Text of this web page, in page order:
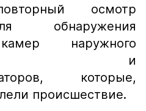
осмотр
обнаружения
наружного
и
которые,
происшествие.